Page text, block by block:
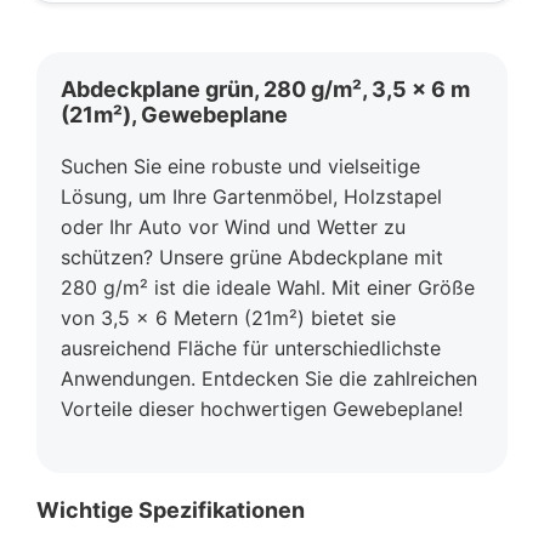
Abdeckplane grün, 280 g/m², 3,5 x 6 m
(21m²), Gewebeplane
Suchen Sie eine robuste und vielseitige
Lösung, um Ihre Gartenmöbel, Holzstapel
oder Ihr Auto vor Wind und Wetter zu
schützen? Unsere grüne Abdeckplane mit
280 g/m² ist die ideale Wahl. Mit einer Größe
von 3,5 x 6 Metern (21m²) bietet sie
ausreichend Fläche für unterschiedlichste
Anwendungen. Entdecken Sie die zahlreichen
Vorteile dieser hochwertigen Gewebeplane!
Wichtige Spezifikationen